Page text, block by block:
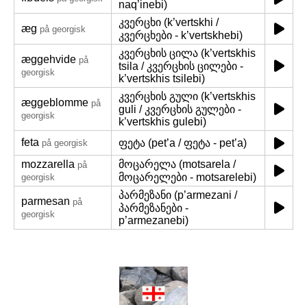
naq’inebi)
æg på georgisk
კვერცხი (k’vertskhi /
კვერცხები - k’vertskhebi)
æggehvide på
georgisk
კვერცხის ცილა (k’vertskhis
tsila / კვერცხის ცილები -
k’vertskhis tsilebi)
æggeblomme på
georgisk
კვერცხის გული (k’vertskhis
guli / კვერცხის გულები -
k’vertskhis gulebi)
feta på georgisk
ფეტა (pet’a / ფეტა - pet’a)
mozzarella på
georgisk
მოცარელა (motsarela /
მოცარელები - motsarelebi)
parmesan på
georgisk
პარმეზანი (p’armezani /
პარმეზანები -
p’armezanebi)